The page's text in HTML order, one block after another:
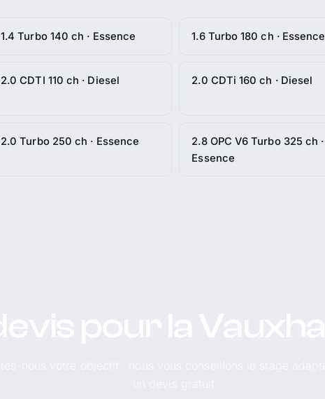
1.4 Turbo 140 ch · Essence 1.6 Turbo 180 ch · Essence
2.0 CDTI 110 ch · Diesel 2.0 CDTi 160 ch · Diesel
2.0 Turbo 250 ch · Essence
2.8 OPC V6 Turbo 325 ch ·
Essence